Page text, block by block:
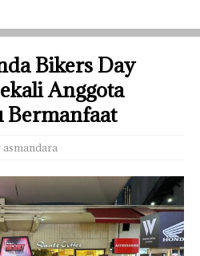
Bikers Day
Anggota
Bermanfaat